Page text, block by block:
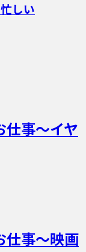
しい
仕事〜イヤ
仕事〜映画